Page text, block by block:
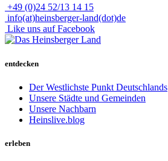
+49 (0)24 52/13 14 15
info(at)heinsberger-land(dot)de
Like uns auf Facebook
entdecken
Der Westlichste Punkt Deutschlands
Unsere Städte und Gemeinden
Unsere Nachbarn
Heinslive.blog
erleben